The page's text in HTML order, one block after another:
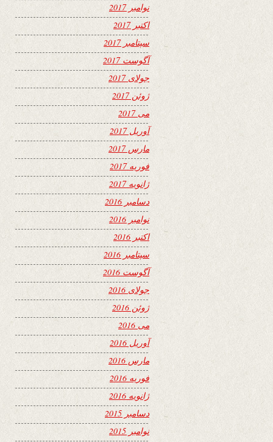
نوامبر 2017
اکتبر 2017
سپتامبر 2017
آگوست 2017
جولای 2017
ژوئن 2017
می 2017
آوریل 2017
مارس 2017
فوریه 2017
ژانویه 2017
دسامبر 2016
نوامبر 2016
اکتبر 2016
سپتامبر 2016
آگوست 2016
جولای 2016
ژوئن 2016
می 2016
آوریل 2016
مارس 2016
فوریه 2016
ژانویه 2016
دسامبر 2015
نوامبر 2015